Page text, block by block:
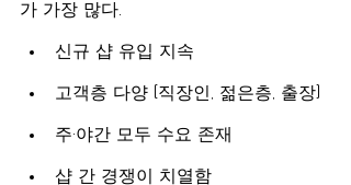
가 가장 많다.
신규 샵 유입 지속
고객층 다양 (직장인, 젊은층, 출장)
주·야간 모두 수요 존재
샵 간 경쟁이 치열함